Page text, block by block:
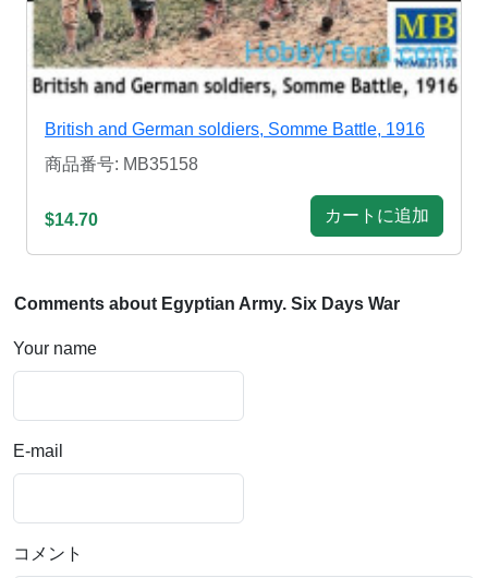
British and German soldiers, Somme Battle, 1916
商品番号: MB35158
$14.70 カートに追加
Comments about Egyptian Army. Six Days War
Your name
E-mail
コメント